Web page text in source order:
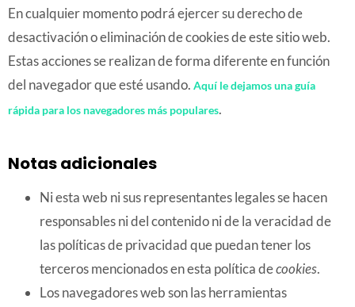
En cualquier momento podrá ejercer su derecho de
desactivación o eliminación de cookies de este sitio web.
Estas acciones se realizan de forma diferente en función
del navegador que esté usando. Aquí le dejamos una guía
rápida para los navegadores más populares.
Notas adicionales
Ni esta web ni sus representantes legales se hacen
responsables ni del contenido ni de la veracidad de
las políticas de privacidad que puedan tener los
terceros mencionados en esta política decookies.
Los navegadores web son las herramientas